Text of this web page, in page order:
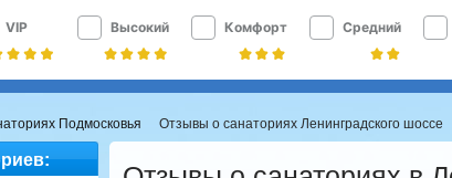
VIP Высокий Комфорт Средний
Подмосковья Отзывы о санаториях Ленинградского шоссе